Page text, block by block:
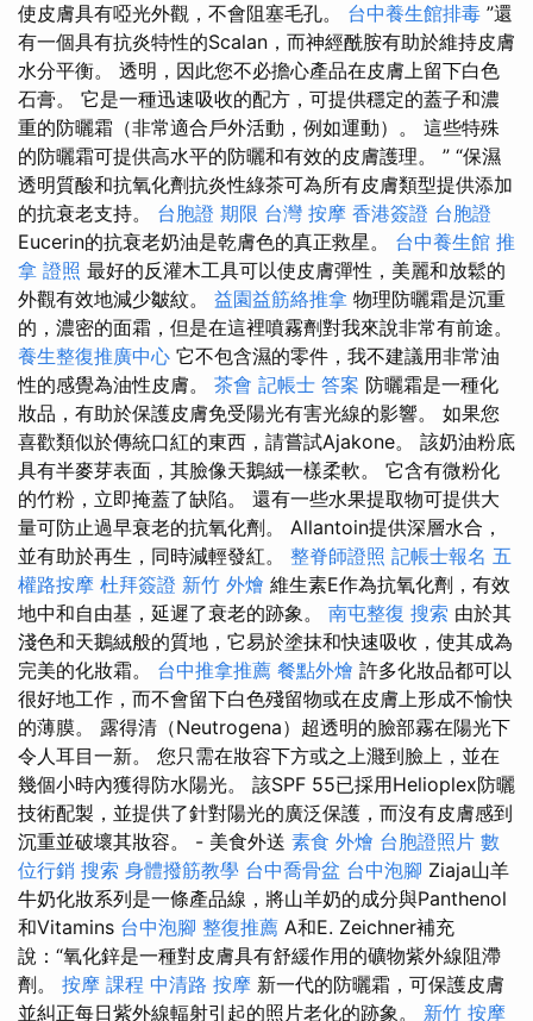
使皮膚具有啞光外觀，不會阻塞毛孔。 台中養生館排毒 ”還
有一個具有抗炎特性的Scalan，而神經酰胺有助於維持皮膚
水分平衡。 透明，因此您不必擔心產品在皮膚上留下白色
石膏。 它是一種迅速吸收的配方，可提供穩定的蓋子和濃
重的防曬霜（非常適合戶外活動，例如運動）。 這些特殊
的防曬霜可提供高水平的防曬和有效的皮膚護理。 ” “保濕
透明質酸和抗氧化劑抗炎性綠茶可為所有皮膚類型提供添加
的抗衰老支持。 台胞證 期限 台灣 按摩 香港簽證 台胞證
Eucerin的抗衰老奶油是乾膚色的真正救星。 台中養生館 推
拿 證照 最好的反灌木工具可以使皮膚彈性，美麗和放鬆的
外觀有效地減少皺紋。 益園益筋絡推拿 物理防曬霜是沉重
的，濃密的面霜，但是在這裡噴霧劑對我來說非常有前途。
養生整復推廣中心 它不包含濕的零件，我不建議用非常油
性的感覺為油性皮膚。 茶會 記帳士 答案 防曬霜是一種化
妝品，有助於保護皮膚免受陽光有害光線的影響。 如果您
喜歡類似於傳統口紅的東西，請嘗試Ajakone。 該奶油粉底
具有半麥芽表面，其臉像天鵝絨一樣柔軟。 它含有微粉化
的竹粉，立即掩蓋了缺陷。 還有一些水果提取物可提供大
量可防止過早衰老的抗氧化劑。 Allantoin提供深層水合，
並有助於再生，同時減輕發紅。 整脊師證照 記帳士報名 五
權路按摩 杜拜簽證 新竹 外燴 維生素E作為抗氧化劑，有效
地中和自由基，延遲了衰老的跡象。 南屯整復 搜索 由於其
淺色和天鵝絨般的質地，它易於塗抹和快速吸收，使其成為
完美的化妝霜。 台中推拿推薦 餐點外燴 許多化妝品都可以
很好地工作，而不會留下白色殘留物或在皮膚上形成不愉快
的薄膜。 露得清（Neutrogena）超透明的臉部霧在陽光下
令人耳目一新。 您只需在妝容下方或之上濺到臉上，並在
幾個小時內獲得防水陽光。 該SPF 55已採用Helioplex防曬
技術配製，並提供了針對陽光的廣泛保護，而沒有皮膚感到
沉重並破壞其妝容。 - 美食外送 素食 外燴 台胞證照片 數
位行銷 搜索 身體撥筋教學 台中喬骨盆 台中泡腳 Ziaja山羊
牛奶化妝系列是一條產品線，將山羊奶的成分與Panthenol
和Vitamins 台中泡腳 整復推薦 A和E. Zeichner補充
說：“氧化鋅是一種對皮膚具有舒緩作用的礦物紫外線阻滯
劑。 按摩 課程 中清路 按摩 新一代的防曬霜，可保護皮膚
並糾正每日紫外線輻射引起的照片老化的跡象。 新竹 按摩